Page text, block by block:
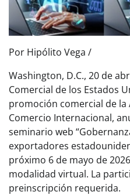
Por Hipólito Vega /
Washington, D.C., 20 de
Comercial de los Estados
promoción comercial de
Comercio Internacional,
seminario web
exportadores
próximo 6 de mayo de
modalidad virtual. La
preinscripción requerida.